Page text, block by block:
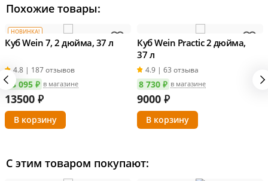
Похожие товары:
НОВИНКА!
Куб Wein 7, 2 дюйма, 37 л
4.8 | 187 отзывов
13 095 ₽ в магазине
13500 ₽
Куб Wein Practic 2 дюйма,
37 л
4.9 | 63 отзыва
8 730 ₽ в магазине
9000 ₽
С этим товаром покупают: